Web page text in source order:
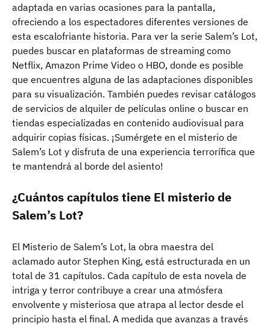
adaptada en varias ocasiones para la pantalla,
ofreciendo a los espectadores diferentes versiones de
esta escalofriante historia. Para ver la serie Salem’s Lot,
puedes buscar en plataformas de streaming como
Netflix, Amazon Prime Video o HBO, donde es posible
que encuentres alguna de las adaptaciones disponibles
para su visualización. También puedes revisar catálogos
de servicios de alquiler de películas online o buscar en
tiendas especializadas en contenido audiovisual para
adquirir copias físicas. ¡Sumérgete en el misterio de
Salem’s Lot y disfruta de una experiencia terrorífica que
te mantendrá al borde del asiento!
¿Cuántos capítulos tiene El misterio de
Salem’s Lot?
El Misterio de Salem’s Lot, la obra maestra del
aclamado autor Stephen King, está estructurada en un
total de 31 capítulos. Cada capítulo de esta novela de
intriga y terror contribuye a crear una atmósfera
envolvente y misteriosa que atrapa al lector desde el
principio hasta el final. A medida que avanzas a través